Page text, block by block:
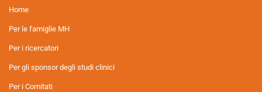
Home
Per le famiglie MH
Per i ricercatori
Per gli sponsor degli studi clinici
Per i Comitati